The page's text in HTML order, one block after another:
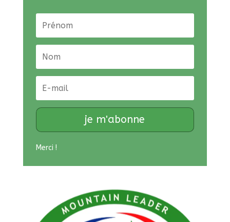
je m'abonne
Merci !